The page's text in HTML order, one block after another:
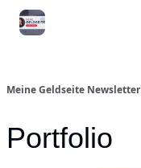
Meine Geldseite Newsletter
Portfolio